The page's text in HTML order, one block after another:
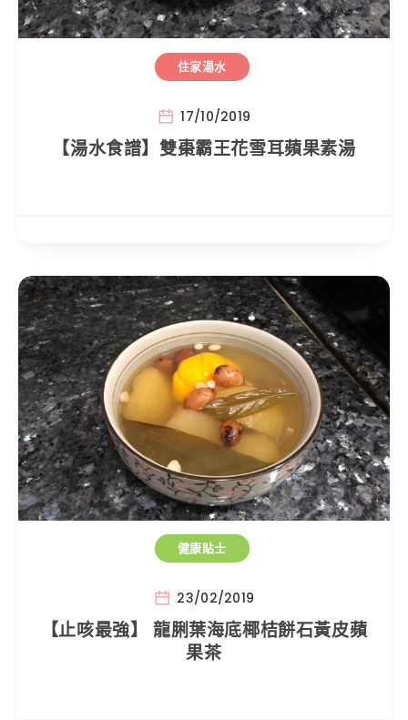
住家湯水
17/10/2019
【湯水食譜】雙棗霸王花雪耳蘋果素湯
健康貼士
23/02/2019
【止咳最強】 龍脷葉海底椰桔餅石黃皮蘋
果茶